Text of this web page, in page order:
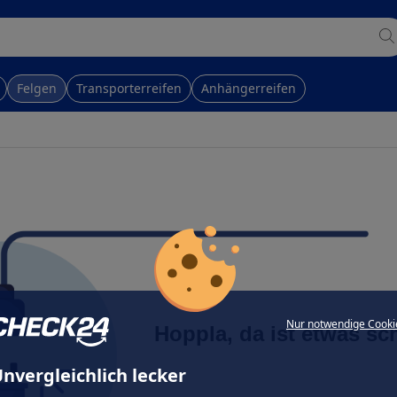
Nur notwendige
lecker
Felgen Transporterreifen Anhängerreifen
Hoppla, da ist etwas